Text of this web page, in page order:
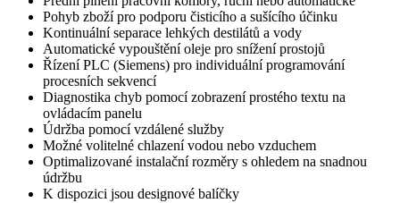
Pohyb zboží pro podporu čisticího a sušícího účinku
Kontinuální separace lehkých destilátů a vody
Automatické vypouštění oleje pro snížení prostojů
Řízení PLC (Siemens) pro individuální programování
procesních sekvencí
Diagnostika chyb pomocí zobrazení prostého textu na
ovládacím panelu
Údržba pomocí vzdálené služby
Možné volitelné chlazení vodou nebo vzduchem
Optimalizované instalační rozměry s ohledem na snadnou
údržbu
K dispozici jsou designové balíčky